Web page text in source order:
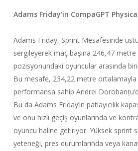
Adams Friday‘in CompaGPT
Adams Friday, Sprint Mesafesinde
sergileyerek maç başına 246,47
pozisyonundaki oyuncular arasında
Bu mesafe, 234,22 metre ortalamayla
performansa sahip Andrei
Bu da Adams Friday’in patlayıcılık
ve onu hızlı geçiş oyunlarında ve
oyuncu haline getiriyor. Yüksek sprint
yeteneği, pres durumlarında veya